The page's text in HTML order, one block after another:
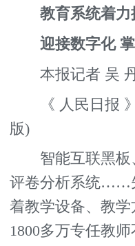
教育系统着
迎接数字化
本报记者 吴
《 人民日报 》(
版)
智能互联黑板
评卷分析系统……
着教学设备、教
1800多万专任教